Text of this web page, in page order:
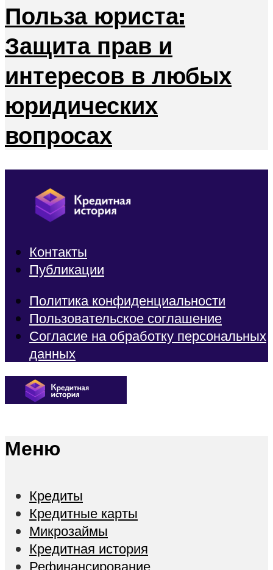
Польза юриста:
Защита прав и
интересов в любых
юридических
вопросах
Контакты
Публикации
Политика конфиденциальности
Пользовательское соглашение
Согласие на обработку персональных
данных
Меню
Кредиты
Кредитные карты
Микрозаймы
Кредитная история
Рефинансирование